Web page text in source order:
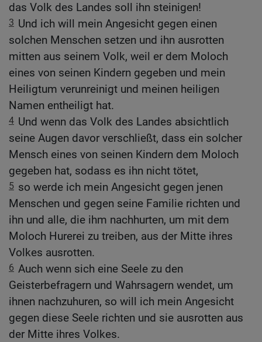
das Volk des Landes soll ihn steinigen!
3 Und ich will mein Angesicht gegen einen
solchen Menschen setzen und ihn ausrotten
mitten aus seinem Volk, weil er dem Moloch
eines von seinen Kindern gegeben und mein
Heiligtum verunreinigt und meinen heiligen
Namen entheiligt hat.
4 Und wenn das Volk des Landes absichtlich
seine Augen davor verschließt, dass ein solcher
Mensch eines von seinen Kindern dem Moloch
gegeben hat, sodass es ihn nicht tötet,
5 so werde ich mein Angesicht gegen jenen
Menschen und gegen seine Familie richten und
ihn und alle, die ihm nachhurten, um mit dem
Moloch Hurerei zu treiben, aus der Mitte ihres
Volkes ausrotten.
6 Auch wenn sich eine Seele zu den
Geisterbefragern und Wahrsagern wendet, um
ihnen nachzuhuren, so will ich mein Angesicht
gegen diese Seele richten und sie ausrotten aus
der Mitte ihres Volkes.